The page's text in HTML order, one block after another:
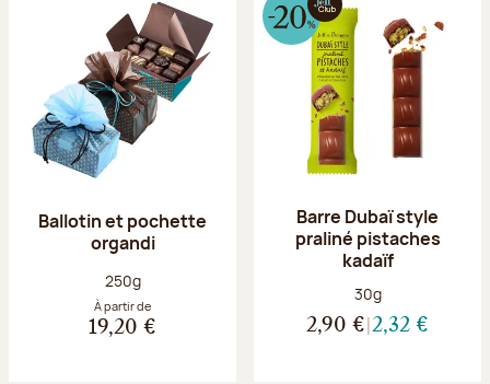
Ballotin et pochette
organdi
Poids net :
250g
À partir de
19,20 €
Barre Dubaï style
praliné pistaches
kadaïf
Poids net :
30g
2,90 € 2,32 €